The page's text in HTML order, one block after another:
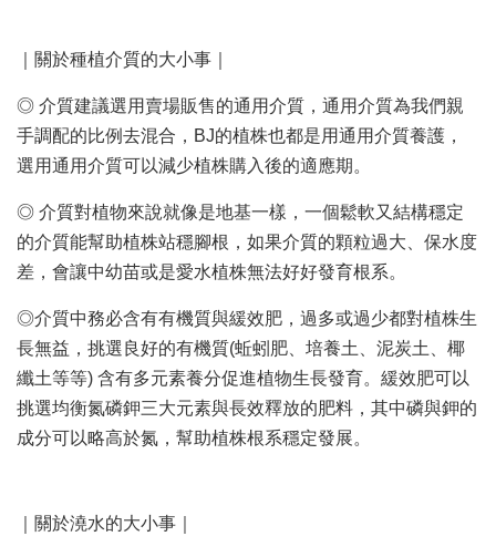
｜關於種植介質的大小事｜
◎ 介質建議選用賣場販售的通用介質，通用介質為我們親
手調配的比例去混合，BJ的植株也都是用通用介質養護，
選用通用介質可以減少植株購入後的適應期。
◎ 介質對植物來說就像是地基一樣，一個鬆軟又結構穩定
的介質能幫助植株站穩腳根，如果介質的顆粒過大、保水度
差，會讓中幼苗或是愛水植株無法好好發育根系。
◎介質中務必含有有機質與緩效肥，過多或過少都對植株生
長無益，挑選良好的有機質(蚯蚓肥、培養土、泥炭土、椰
纖土等等) 含有多元素養分促進植物生長發育。緩效肥可以
挑選均衡氮磷鉀三大元素與長效釋放的肥料，其中磷與鉀的
成分可以略高於氮，幫助植株根系穩定發展。
｜關於澆水的大小事｜